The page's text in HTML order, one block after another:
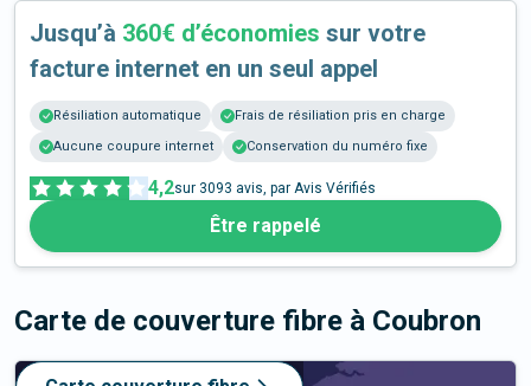
Jusqu’à 360€ d’économies sur votre
facture internet en un seul appel
Résiliation automatique
Frais de résiliation pris en charge
Aucune coupure internet
Conservation du numéro fixe
4,2sur 3093 avis, par Avis Vérifiés
Être rappelé
Carte de couverture fibre à Coubron